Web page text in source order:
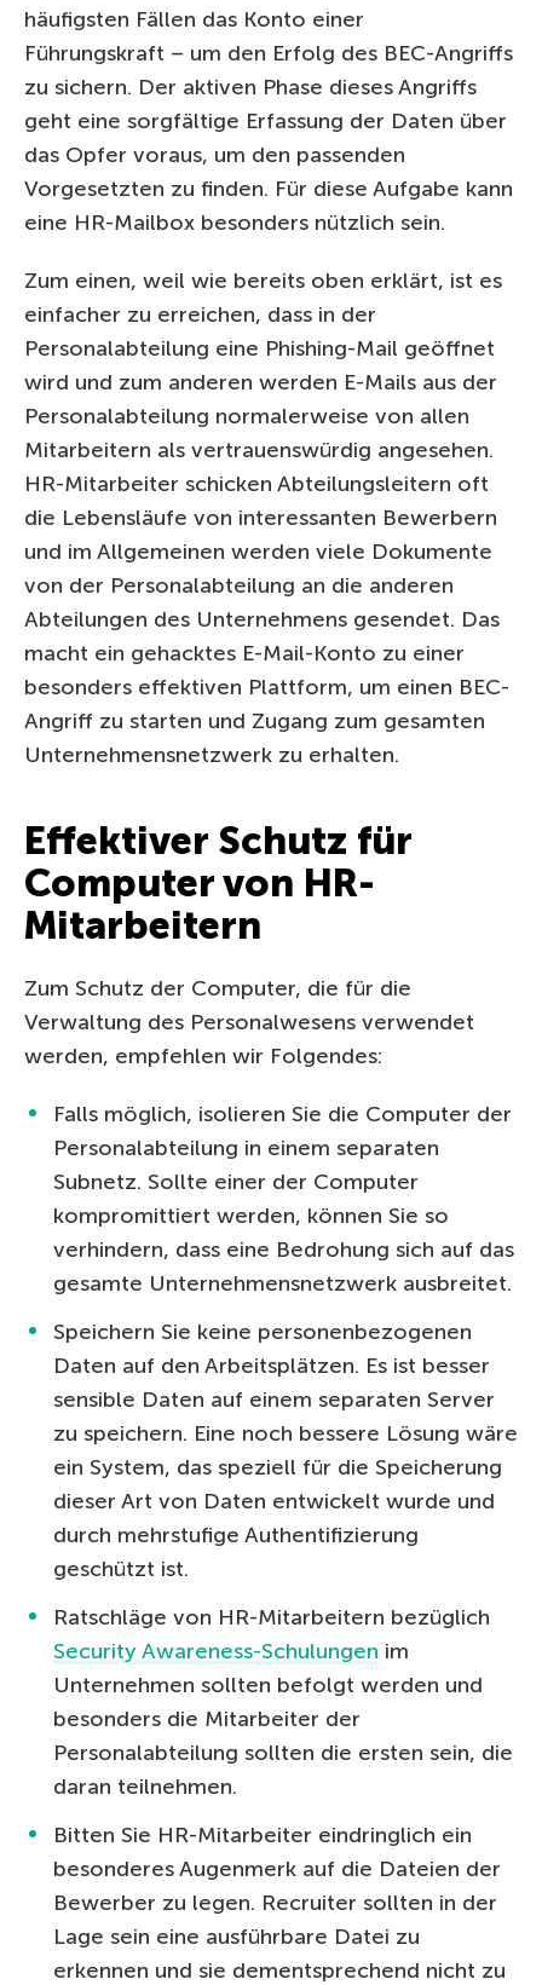
häufigsten Fällen das Konto einer
Führungskraft – um den Erfolg des BEC-Angriffs
zu sichern. Der aktiven Phase dieses Angriffs
geht eine sorgfältige Erfassung der Daten über
das Opfer voraus, um den passenden
Vorgesetzten zu finden. Für diese Aufgabe kann
eine HR-Mailbox besonders nützlich sein.
Zum einen, weil wie bereits oben erklärt, ist es
einfacher zu erreichen, dass in der
Personalabteilung eine Phishing-Mail geöffnet
wird und zum anderen werden E-Mails aus der
Personalabteilung normalerweise von allen
Mitarbeitern als vertrauenswürdig angesehen.
HR-Mitarbeiter schicken Abteilungsleitern oft
die Lebensläufe von interessanten Bewerbern
und im Allgemeinen werden viele Dokumente
von der Personalabteilung an die anderen
Abteilungen des Unternehmens gesendet. Das
macht ein gehacktes E-Mail-Konto zu einer
besonders effektiven Plattform, um einen BEC-
Angriff zu starten und Zugang zum gesamten
Unternehmensnetzwerk zu erhalten.
Effektiver Schutz für
Computer von HR-
Mitarbeitern
Zum Schutz der Computer, die für die
Verwaltung des Personalwesens verwendet
werden, empfehlen wir Folgendes:
Falls möglich, isolieren Sie die Computer der
Personalabteilung in einem separaten
Subnetz. Sollte einer der Computer
kompromittiert werden, können Sie so
verhindern, dass eine Bedrohung sich auf das
gesamte Unternehmensnetzwerk ausbreitet.
Speichern Sie keine personenbezogenen
Daten auf den Arbeitsplätzen. Es ist besser
sensible Daten auf einem separaten Server
zu speichern. Eine noch bessere Lösung wäre
ein System, das speziell für die Speicherung
dieser Art von Daten entwickelt wurde und
durch mehrstufige Authentifizierung
geschützt ist.
Ratschläge von HR-Mitarbeitern bezüglich
Security Awareness-Schulungen im
Unternehmen sollten befolgt werden und
besonders die Mitarbeiter der
Personalabteilung sollten die ersten sein, die
daran teilnehmen.
Bitten Sie HR-Mitarbeiter eindringlich ein
besonderes Augenmerk auf die Dateien der
Bewerber zu legen. Recruiter sollten in der
Lage sein eine ausführbare Datei zu
erkennen und sie dementsprechend nicht zu